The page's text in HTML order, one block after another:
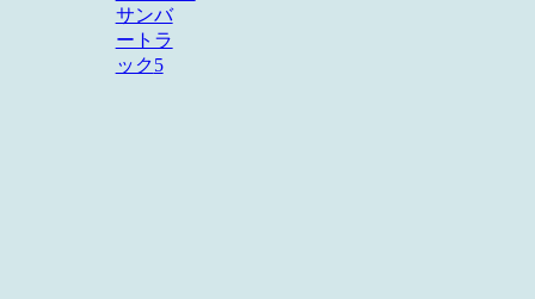
サンバ
ートラ
ック5